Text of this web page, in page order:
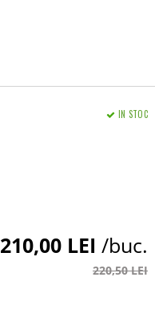
IN STOC
210,00 LEI /buc.
220,50 LEI